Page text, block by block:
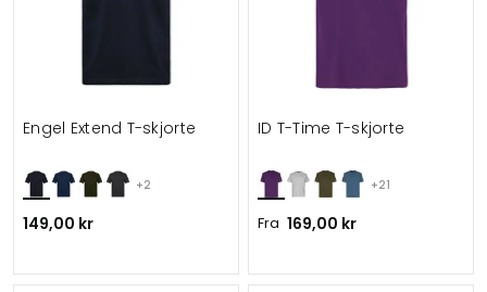
+2
Engel Extend T-skjorte
149,00 kr
+21
ID T-Time T-skjorte
Fra 169,00 kr